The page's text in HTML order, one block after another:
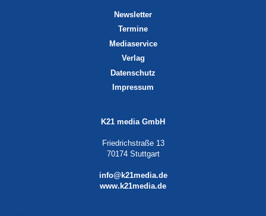
Newsletter
Termine
Mediaservice
Verlag
Datenschutz
Impressum
K21 media GmbH
Friedrichstraße 13
70174 Stuttgart
info@k21media.de
www.k21media.de